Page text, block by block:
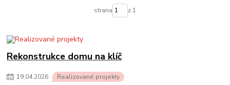
strana z 1
Rekonstrukce domu na klíč
19.04.2026 Realizované projekty